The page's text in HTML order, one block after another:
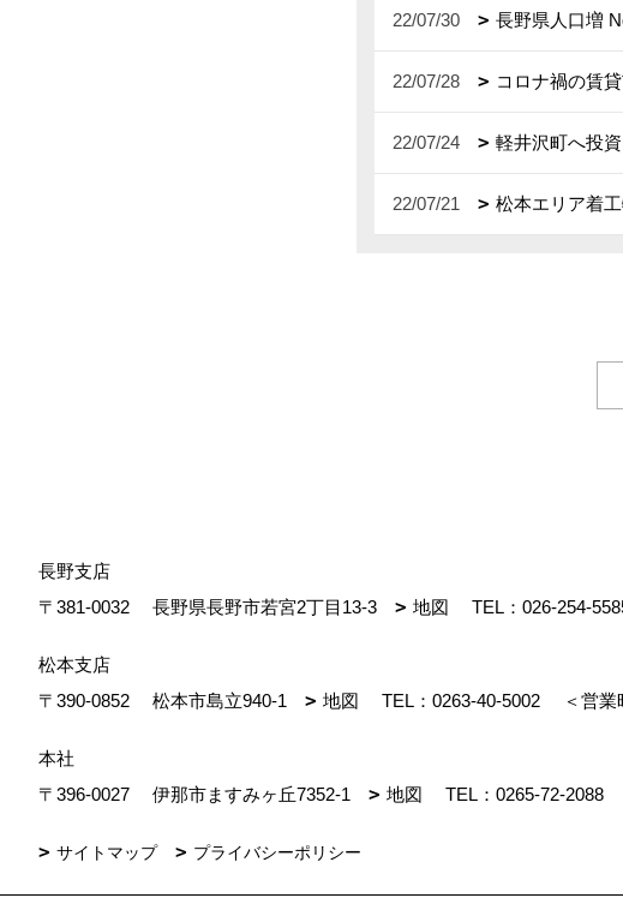
22/07/30 長野県人口増
22/07/28 コロナ禍の賃
22/07/24 軽井沢町へ投資
22/07/21 松本エリア着
長野支店
〒381-0032
長野県長野市若宮2丁目13-3 地図 TEL： 026-254-
松本支店
〒390-0852
松本市島立940-1 地図 TEL： 0263-40-5002 ＜営
本社
〒396-0027
伊那市ますみヶ丘7352-1 地図 TEL： 0265-72-2088
サイトマップ プライバシーポリシー